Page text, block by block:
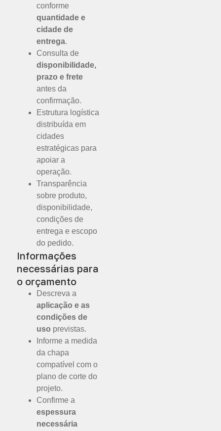
conforme
quantidade e
cidade de
entrega.
Consulta de
disponibilidade,
prazo e frete
antes da
confirmação.
Estrutura logística
distribuída em
cidades
estratégicas para
apoiar a
operação.
Transparência
sobre produto,
disponibilidade,
condições de
entrega e escopo
do pedido.
Informações
necessárias para
o orçamento
Descreva a
aplicação e as
condições de
uso previstas.
Informe a medida
da chapa
compatível com o
plano de corte do
projeto.
Confirme a
espessura
necessária